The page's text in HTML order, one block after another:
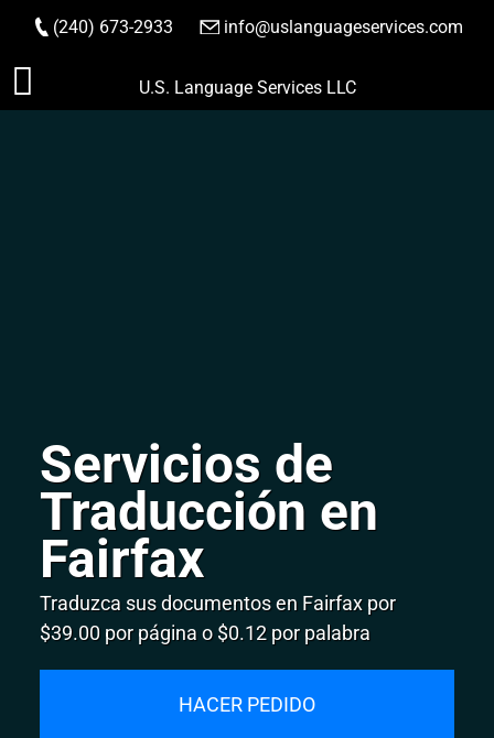
Saltar
(240) 673-2933 info@uslanguageservices.com
HACER PEDIDO
U.S. Language Services LLC
Servicios de
Traducción en
Fairfax
Traduzca sus documentos en Fairfax por
$39.00 por página o $0.12 por palabra
HACER PEDIDO